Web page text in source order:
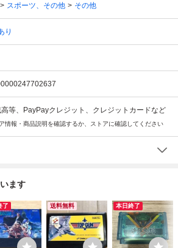
スポーツ、その他 その他
り
高等、PayPayクレジット、クレジットカードなど
情報・商品説明を確認するか、ストアに確認してください
ます
了 送料無料 本日終了